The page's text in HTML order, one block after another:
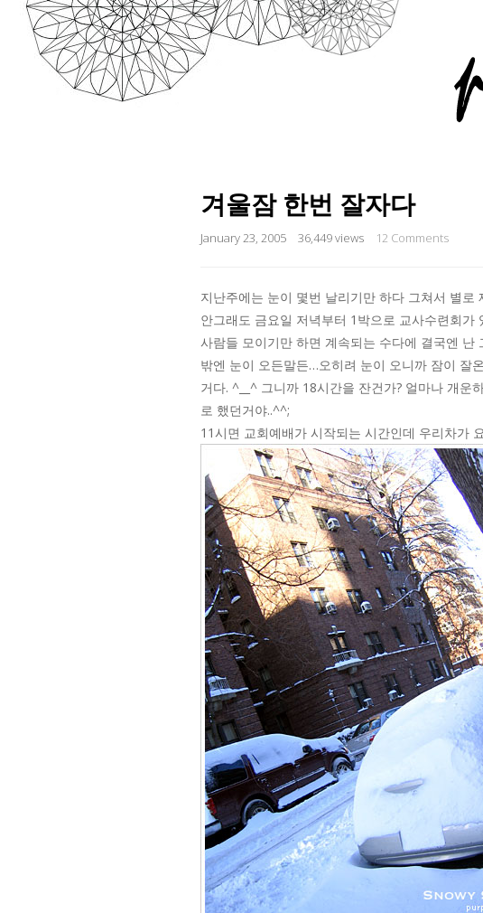
겨울잠 한번 잘자다
January 23, 2005 36,449 views 12 Comments
지난주에는 눈이 몇번 날리기만 하다 그쳐서 별
안그래도 금요일 저녁부터 1박으로 교사수련회
사람들 모이기만 하면 계속되는 수다에 결국엔
밖엔 눈이 오든말든…오히려 눈이 오니까 잠이 잘
거다. ^__^ 그니까 18시간을 잔건가? 얼마나 개
로 했던거야..^^;
11시면 교회예배가 시작되는 시간인데 우리차가